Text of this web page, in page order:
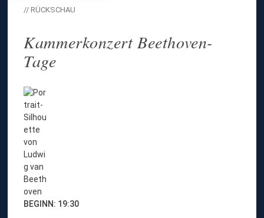
// RÜCKSCHAU
Kammerkonzert Beethoven-
Tage
t
BEGINN: 19:30